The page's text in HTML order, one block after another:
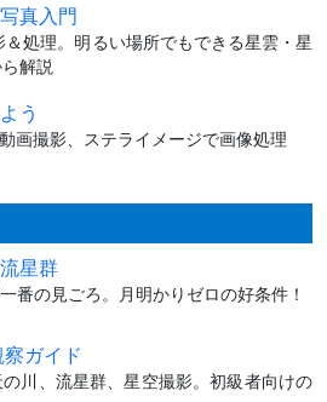
真入門
＆処理。明るい場所でもできる星雲・星
解説
う
画撮影、ステライメージで画像処理
星群
番の見ごろ。月明かりゼロの好条件！
ガイド
川、流星群、星空撮影。初級者向けの